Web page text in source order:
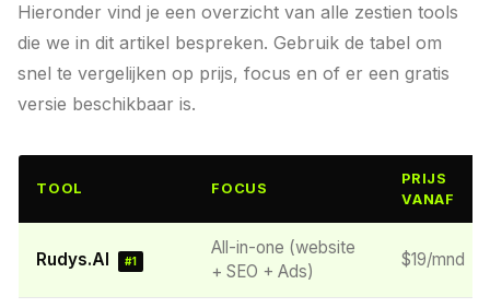
Hieronder vind je een overzicht van alle zestien tools
die we in dit artikel bespreken. Gebruik de tabel om
snel te vergelijken op prijs, focus en of er een gratis
versie beschikbaar is.
TOOL FOCUS
PRIJS
VANAF
Rudys.AI #1
All-in-one (website
+ SEO + Ads)
$19/mnd